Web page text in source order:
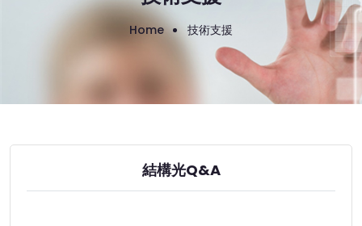
Home 技術支援
結構光Q&A